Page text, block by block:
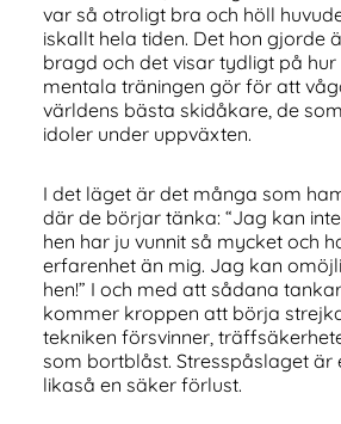
var så otroligt bra och höll
iskallt hela tiden. Det hon gjorde
bragd och det visar tydligt på
mentala träningen gör för att
världens bästa skidåkare, de
idoler under uppväxten.
I det läget är det många som
där de börjar tänka: “Jag kan
hen har ju vunnit så mycket och
erfarenhet än mig. Jag kan
hen!” I och med att sådana
kommer kroppen att börja
tekniken försvinner,
som bortblåst. Stresspåslaget är
likaså en säker förlust.